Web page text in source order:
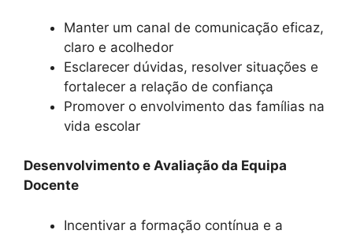
Manter um canal de comunicação eficaz,
claro e acolhedor
Esclarecer dúvidas, resolver situações e
fortalecer a relação de confiança
Promover o envolvimento das famílias na
vida escolar
Desenvolvimento e Avaliação da Equipa
Docente
Incentivar a formação contínua e a